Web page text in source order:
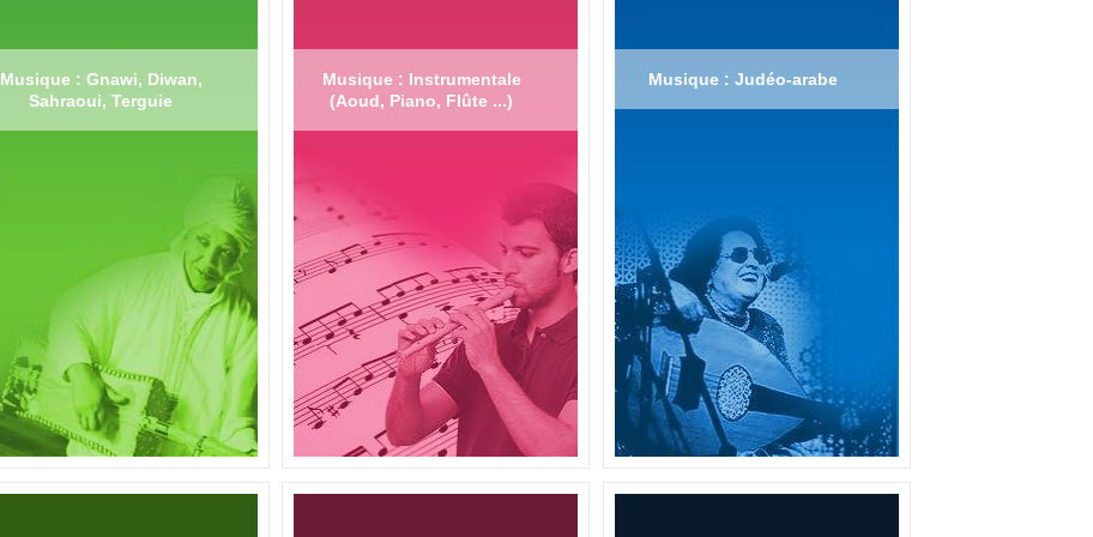
Musique : Gnawi, Diwan,
Sahraoui, Terguie
Musique : Instrumentale
(Aoud, Piano, Flûte ...)
Musique : Judéo-arabe